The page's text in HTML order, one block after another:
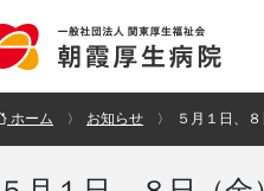
ホーム お知らせ ５月１日、